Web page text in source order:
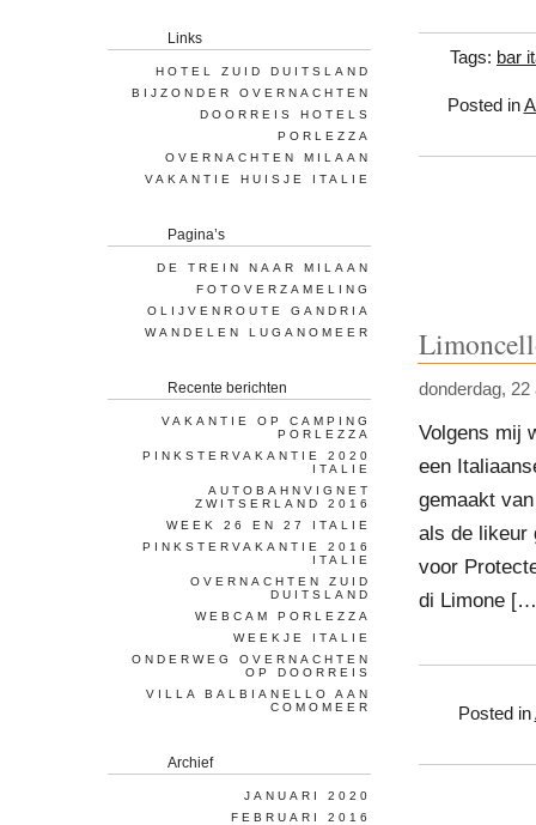
Tags: bar
Posted in
donderdag, 22
Volgens mij
een
gemaakt
als de likeur
voor
di Limone
Posted in
Links
HOTEL ZUID DUITSLAND
BIJZONDER OVERNACHTEN
DOORREIS HOTELS
PORLEZZA
OVERNACHTEN MILAAN
VAKANTIE HUISJE ITALIE
Pagina’s
DE TREIN NAAR MILAAN
FOTOVERZAMELING
OLIJVENROUTE GANDRIA
WANDELEN LUGANOMEER
Recente berichten
VAKANTIE OP CAMPING
PORLEZZA
PINKSTERVAKANTIE 2020
ITALIE
AUTOBAHNVIGNET
ZWITSERLAND 2016
WEEK 26 EN 27 ITALIE
PINKSTERVAKANTIE 2016
ITALIE
OVERNACHTEN ZUID
DUITSLAND
WEBCAM PORLEZZA
WEEKJE ITALIE
ONDERWEG OVERNACHTEN
OP DOORREIS
VILLA BALBIANELLO AAN
COMOMEER
Archief
JANUARI 2020
FEBRUARI 2016